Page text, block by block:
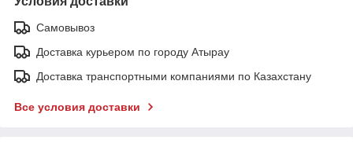
Самовывоз
Доставка курьером по городу Атырау
Доставка транспортными компаниями по Казахстану
Все условия доставки